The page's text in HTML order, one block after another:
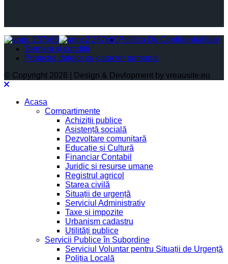
Politica De Confidențialitate
Termeni și condiții
Protectia datelor cu caracter personal
© Copyright 2026 | Design & Devlopment by vreausite.eu
Acasa
Compartimente
Achiziții publice
Asistență socială
Dezvoltare comunitară
Educație și Cultură
Financiar Contabil
Juridic si resurse umane
Registrul agricol
Starea civilă
Situații de urgență
Serviciul Administrativ
Taxe și impozite
Urbanism cadastru
Utilități publice
Servicii Publice în Subordine
Serviciul Voluntar pentru Situații de Urgență
Poliția Locală